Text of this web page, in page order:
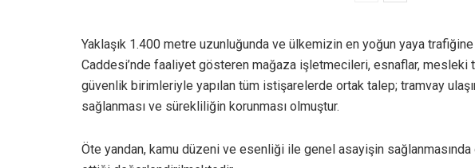
Yaklaşık 1.400 metre uzunluğunda ve ülkemizin en yoğun yaya
Caddesi’nde faaliyet gösteren mağaza işletmecileri, esnaflar, mesleki
güvenlik birimleriyle yapılan tüm istişarelerde ortak talep; tramvay
sağlanması ve sürekliliğin korunması olmuştur.
Öte yandan, kamu düzeni ve esenliği ile genel asayişin sağlanmasında